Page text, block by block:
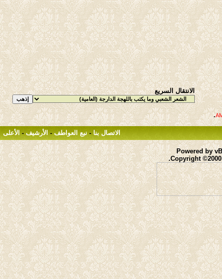
الانتقال السريع
.
الاتصال بنا - نبع العواطف - الأرشيف - الأعلى
Powered by
Copyright